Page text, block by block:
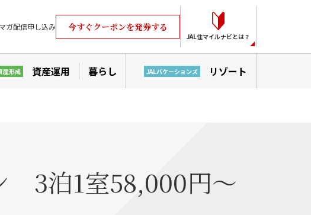
ガ配信申し込み 今すぐクーポンを発券する
JAL住マイルナビとは？
産形成 資産運用 暮らし JALバケーションズ リゾート
3泊1室58,000円～